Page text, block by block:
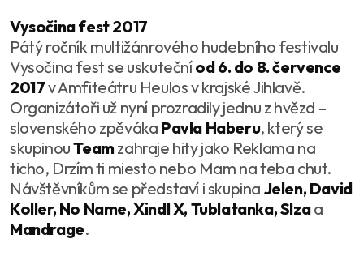
Vysočina fest 2017
Pátý ročník multižánrového hudebního festivalu
Vysočina fest se uskutečníod 6. do 8. července
2017v Amfiteátru Heulos v krajské Jihlavě.
Organizátoři už nyní prozradily jednu z hvězd –
slovenského zpěváka Pavla Haberu, který se
skupinouTeamzahraje hity jako Reklama na
ticho, Drzím ti miesto nebo Mam na teba chut.
Návštěvníkům se představí i skupina Jelen, David
Koller, No Name, Xindl X, Tublatanka, Slzaa
Mandrage.